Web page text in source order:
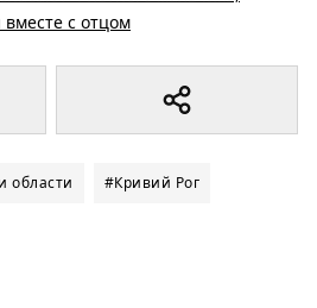
с отцом
области #Кривий Рог